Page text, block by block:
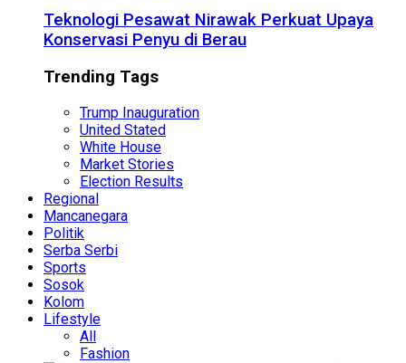
Teknologi Pesawat Nirawak Perkuat Upaya
Konservasi Penyu di Berau
Trending Tags
Trump Inauguration
United Stated
White House
Market Stories
Election Results
Regional
Mancanegara
Politik
Serba Serbi
Sports
Sosok
Kolom
Lifestyle
All
Fashion